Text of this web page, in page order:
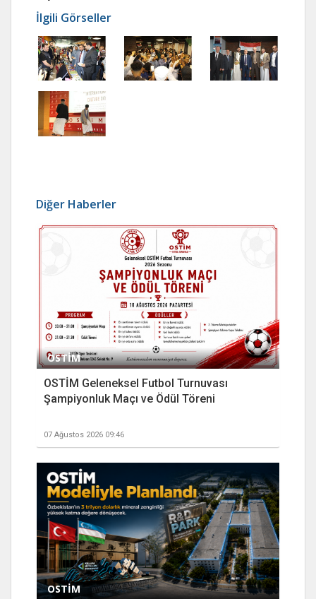
İlgili Görseller
Diğer Haberler
OSTİM
OSTİM Geleneksel Futbol Turnuvası
Şampiyonluk Maçı ve Ödül Töreni
07 Ağustos 2026 09:46
OSTİM